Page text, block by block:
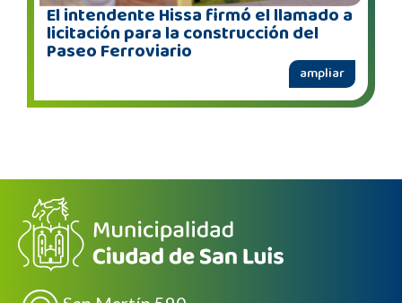
El intendente Hissa firmó el llamado a
licitación para la construcción del
Paseo Ferroviario
ampliar